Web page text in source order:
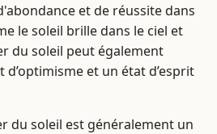
et de réussite dans
le soleil brille dans le ciel et
du soleil peut également
et un état d’esprit
du soleil est généralement un